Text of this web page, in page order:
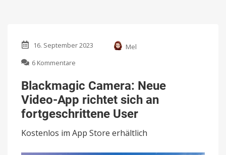
16. September 2023
Mel
6 Kommentare
Camera:
Neue
Video-
App
richtet
sich
an
Blackmagic Camera: Neue
Video-App richtet sich an
fortgeschrittene User
Kostenlos im App Store erhältlich